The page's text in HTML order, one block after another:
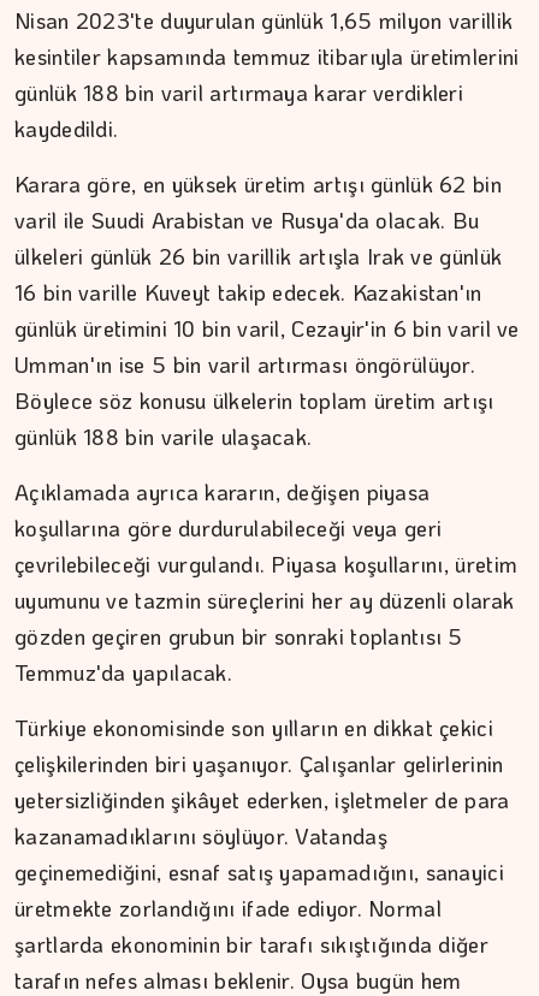
Nisan 2023'te duyurulan günlük 1,65 milyon varillik
kesintiler kapsamında temmuz itibarıyla üretimlerini
günlük 188 bin varil artırmaya karar verdikleri
kaydedildi.
Karara göre, en yüksek üretim artışı günlük 62 bin
varil ile Suudi Arabistan ve Rusya'da olacak. Bu
ülkeleri günlük 26 bin varillik artışla Irak ve günlük
16 bin varille Kuveyt takip edecek. Kazakistan'ın
günlük üretimini 10 bin varil, Cezayir'in 6 bin varil ve
Umman'ın ise 5 bin varil artırması öngörülüyor.
Böylece söz konusu ülkelerin toplam üretim artışı
günlük 188 bin varile ulaşacak.
Açıklamada ayrıca kararın, değişen piyasa
koşullarına göre durdurulabileceği veya geri
çevrilebileceği vurgulandı. Piyasa koşullarını, üretim
uyumunu ve tazmin süreçlerini her ay düzenli olarak
gözden geçiren grubun bir sonraki toplantısı 5
Temmuz'da yapılacak.
Türkiye ekonomisinde son yılların en dikkat çekici
çelişkilerinden biri yaşanıyor. Çalışanlar gelirlerinin
yetersizliğinden şikâyet ederken, işletmeler de para
kazanamadıklarını söylüyor. Vatandaş
geçinemediğini, esnaf satış yapamadığını, sanayici
üretmekte zorlandığını ifade ediyor. Normal
şartlarda ekonominin bir tarafı sıkıştığında diğer
tarafın nefes alması beklenir. Oysa bugün hem
CANAN TOPKARA
Ekonomide güven ve istikrarın…
ERDEM İLBEYİ
Devleti ayakta tutan nedir?